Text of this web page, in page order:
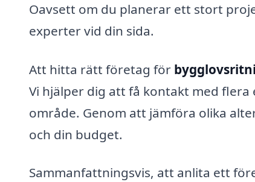
Oavsett om du planerar ett stort
experter vid din sida.
Att hitta rätt företag för
Vi hjälper dig att få kontakt med
område. Genom att jämföra olika
och din budget.
Sammanfattningsvis, att anlita ett